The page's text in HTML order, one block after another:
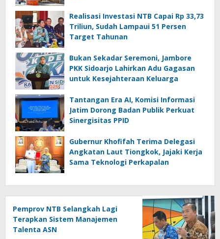
Realisasi Investasi NTB Capai Rp 33,73
Triliun, Sudah Lampaui 51 Persen
Target Tahunan
Bukan Sekadar Seremoni, Jambore
PKK Sidoarjo Lahirkan Adu Gagasan
untuk Kesejahteraan Keluarga
Tantangan Era AI, Komisi Informasi
Jatim Dorong Badan Publik Perkuat
Sinergisitas PPID
Gubernur Khofifah Terima Delegasi
Angkatan Laut Tiongkok, Jajaki Kerja
Sama Teknologi Perkapalan
Pemprov NTB Selangkah Lagi
Terapkan Sistem Manajemen
Talenta ASN